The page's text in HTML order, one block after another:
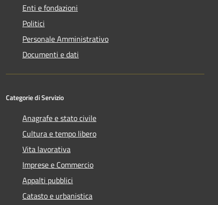
Enti e fondazioni
Politici
Personale Amministrativo
Documenti e dati
Categorie di Servizio
Anagrafe e stato civile
Cultura e tempo libero
Vita lavorativa
Imprese e Commercio
Appalti pubblici
Catasto e urbanistica